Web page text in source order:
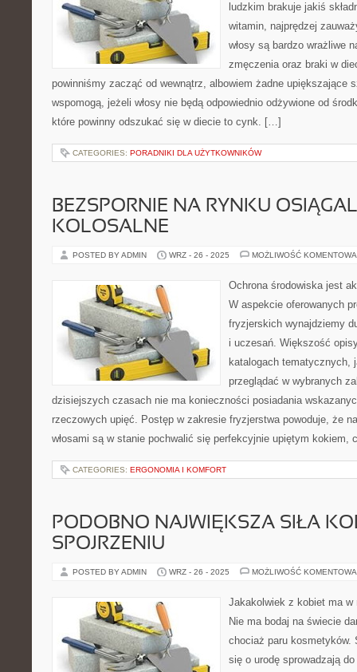
ludzkim brakuje jakiś
witamin, najprędzej
włosy są bardzo wrażliwe
zmęczenia oraz braki w
powinniśmy zacząć od wewnątrz, albowiem żadne upiększające
wspomogą, jeżeli włosy nie będą odpowiednio odżywione od
które powinny odszukać się w diecie to cynk. […]
CATEGORIES: PORADNIKI DLA UŻYTKOWNIKÓW
BEZSPORNIE NA RYNKU
KOLOSALNE
POSTED BY ADMIN WRZ - 26 - 2025 MOŻLIWOŚĆ
Ochrona środowiska jest
W aspekcie oferowanych
fryzjerskich wynajdziemy
i uczesań. Większość
katalogach tematycznych,
przeglądać w wybranych
dzisiejszych czasach nie ma konieczności posiadania
rzeczowych upięć. Postęp w zakresie fryzjerstwa powoduje, że
włosami są w stanie pochwalić się perfekcyjnie upiętym
CATEGORIES: ERGONOMIA I KOMFORT
PODOBNO NAJWIĘKSZA SIŁA
SPOJRZENIU
POSTED BY ADMIN WRZ - 26 - 2025 MOŻLIWOŚĆ
Jakakolwiek z kobiet ma
Nie ma bodaj na świecie
chociaż paru kosmetyków.
się o urodę sprowadzają